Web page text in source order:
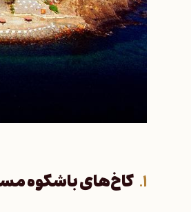
کاخ‌های باشکوه